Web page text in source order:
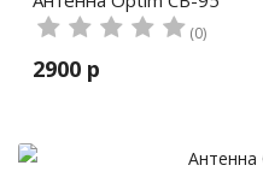
(0)
2900 р